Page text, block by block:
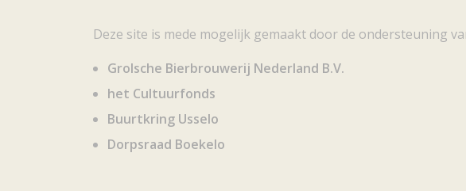
Deze site is mede mogelijk gemaakt door de ondersteuning
Grolsche Bierbrouwerij Nederland B.V.
het Cultuurfonds
Buurtkring Usselo
Dorpsraad Boekelo